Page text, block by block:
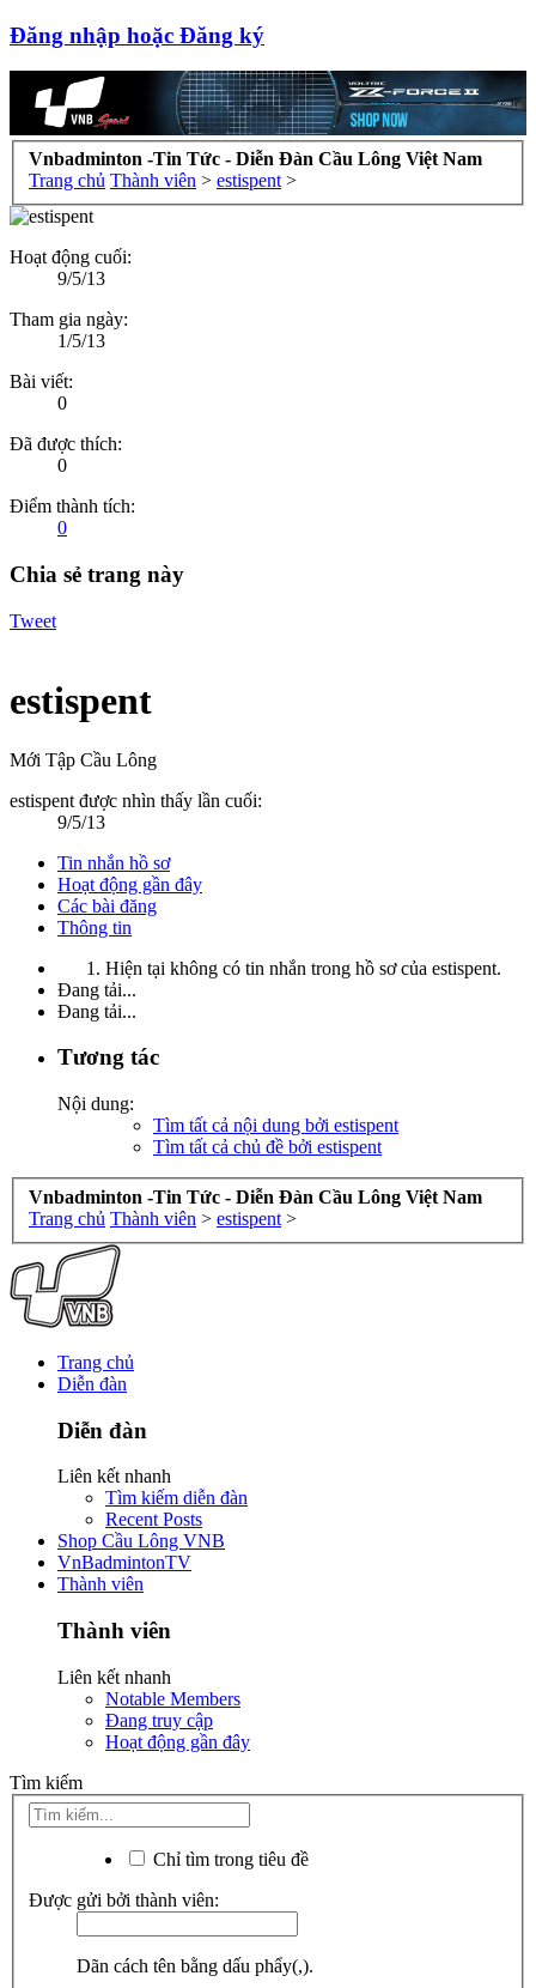
Đăng nhập hoặc Đăng ký
Vnbadminton -Tin Tức - Diễn Đàn Cầu Lông Việt Nam
Trang chủ Thành viên > estispent >
Hoạt động cuối:
9/5/13
Tham gia ngày:
1/5/13
Bài viết:
0
Đã được thích:
0
Điểm thành tích:
0
Chia sẻ trang này
Tweet
estispent
Mới Tập Cầu Lông
estispent được nhìn thấy lần cuối:
9/5/13
Tin nhắn hồ sơ
Hoạt động gần đây
Các bài đăng
Thông tin
Hiện tại không có tin nhắn trong hồ sơ của estispent.
Đang tải...
Đang tải...
Tương tác
Nội dung:
Tìm tất cả nội dung bởi estispent
Tìm tất cả chủ đề bởi estispent
Vnbadminton -Tin Tức - Diễn Đàn Cầu Lông Việt Nam
Trang chủ Thành viên > estispent >
Trang chủ
Diễn đàn
Diễn đàn
Liên kết nhanh
Tìm kiếm diễn đàn
Recent Posts
Shop Cầu Lông VNB
VnBadmintonTV
Thành viên
Thành viên
Liên kết nhanh
Notable Members
Đang truy cập
Hoạt động gần đây
Tìm kiếm
Chỉ tìm trong tiêu đề
Được gửi bởi thành viên:
Dãn cách tên bằng dấu phẩy(,).